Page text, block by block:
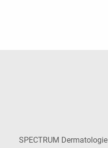
SPECTRUM Dermatologie